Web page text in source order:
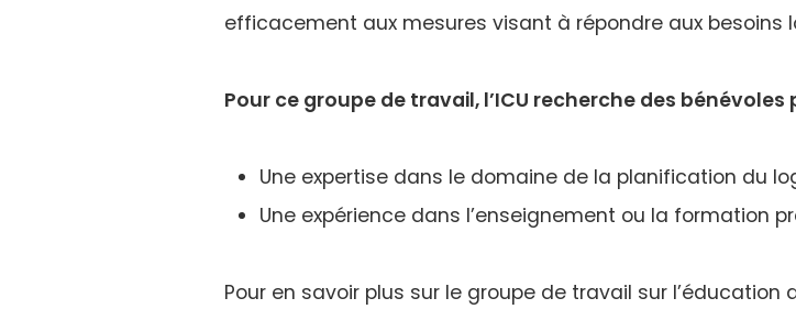
new
efficacement aux mesures visant à répondre aux
Pour ce groupe de travail, l’ICU recherche des bénévoles
Une expertise dans le domaine de la planification du
Une expérience dans l’enseignement ou la formation
Pour en savoir plus sur le groupe de travail sur